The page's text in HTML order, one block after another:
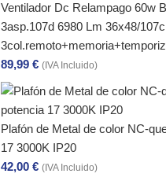
Ventilador Dc Relampago 60w
3asp.107d 6980 Lm 36x48/
89,99 € (IVA Incluido)
Plafón de Metal de color NC-
17 3000K IP20
42,00 € (IVA Incluido)